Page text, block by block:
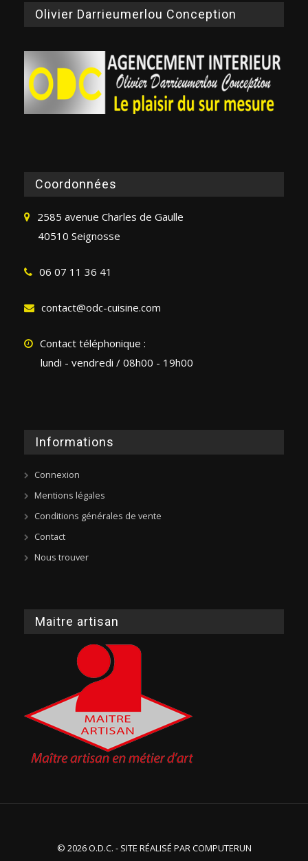
Olivier Darrieumerlou Conception
Coordonnées
2585 avenue Charles de Gaulle
40510 Seignosse
06 07 11 36 41
contact@odc-cuisine.com
Contact téléphonique :
lundi - vendredi / 08h00 - 19h00
Informations
Connexion
Mentions légales
Conditions générales de vente
Contact
Nous trouver
Maitre artisan
© 2026 O.D.C. - SITE RÉALISÉ PARCOMPUTERUN